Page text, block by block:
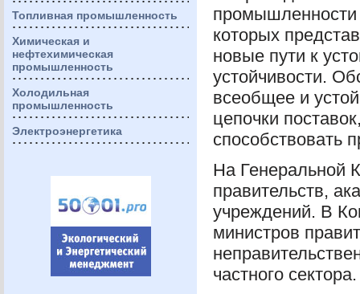
Топливная промышленность
Химическая и
нефтехимическая
промышленность
Холодильная
промышленность
Электроэнергетика
промышленности
которых
новые пути к
устойчивости.
всеобщее и
цепочки
способствовать
На Генеральной
правительств,
учреждений. В
министров
частного сектора.